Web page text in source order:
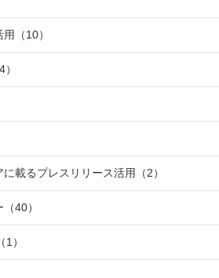
用 （10）
）
載るプレスリリース活用 （2）
（40）
（1）